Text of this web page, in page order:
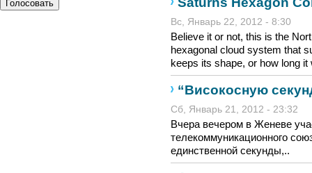
Вс, Январь 22, 2012 - 8:30
Believe it or not, this is the
hexagonal cloud system that
keeps its shape, or how long it
“Високосную
Сб, Январь 21, 2012 - 23:32
Вчера вечером в Женеве
телекоммуникационного
единственной секунды,..